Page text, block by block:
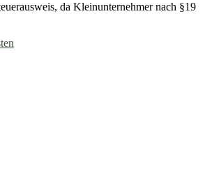
da Kleinunternehmer nach §19